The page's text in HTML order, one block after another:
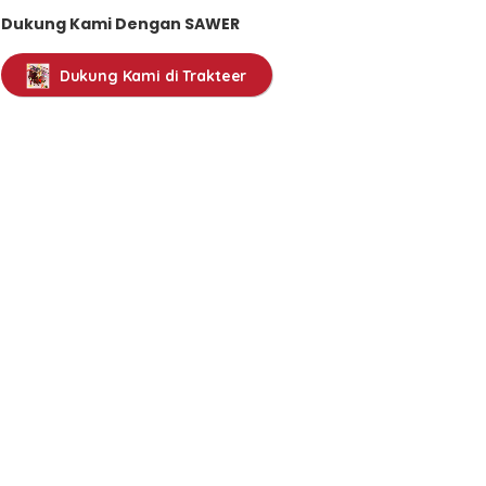
Dukung Kami Dengan SAWER
Dukung Kami di Trakteer